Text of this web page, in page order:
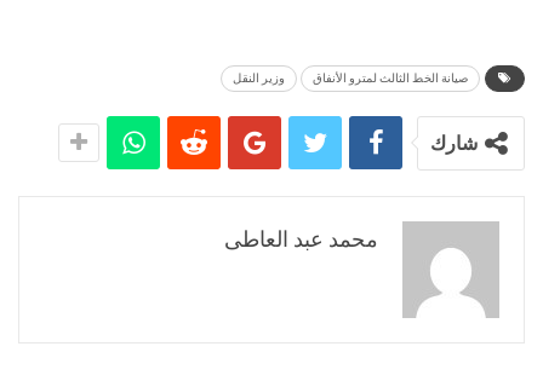
صيانة الخط الثالث لمترو الأنفاق وزير النقل
شارك
محمد عبد العاطى